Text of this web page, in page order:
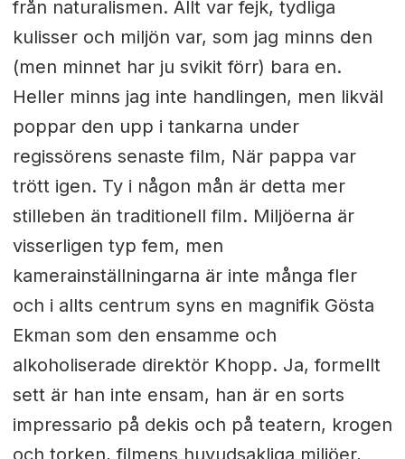
från naturalismen. Allt var fejk, tydliga
kulisser och miljön var, som jag minns den
(men minnet har ju svikit förr) bara en.
Heller minns jag inte handlingen, men likväl
poppar den upp i tankarna under
regissörens senaste film, När pappa var
trött igen. Ty i någon mån är detta mer
stilleben än traditionell film. Miljöerna är
visserligen typ fem, men
kamerainställningarna är inte många fler
och i allts centrum syns en magnifik Gösta
Ekman som den ensamme och
alkoholiserade direktör Khopp. Ja, formellt
sett är han inte ensam, han är en sorts
impressario på dekis och på teatern, krogen
och torken, filmens huvudsakliga miljöer,